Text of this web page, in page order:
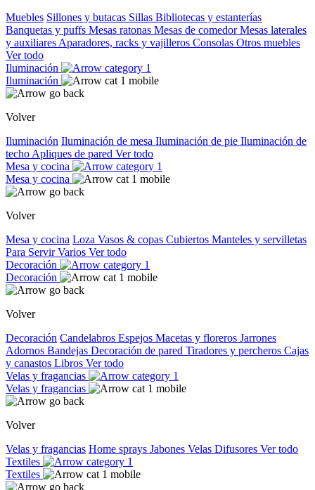
Muebles Sillones y butacas Sillas Bibliotecas y estanterías
Banquetas y puffs Mesas ratonas Mesas de comedorMesas laterales
y auxiliares Aparadores, racks y vajilleros Consolas Otros muebles
Ver todo
Iluminación
Iluminación
Volver
Iluminación Iluminación de mesa Iluminación de pie Iluminación de
techo Apliques de pared Ver todo
Mesa y cocina
Mesa y cocina
Volver
Mesa y cocina Loza Vasos & copas Cubiertos Manteles y servilletas
Para ServirVarios Ver todo
Decoración
Decoración
Volver
Decoración Candelabros Espejos Macetas y floreros Jarrones
Adornos Bandejas Decoración de pared Tiradores y percheros Cajas
y canastos Libros Ver todo
Velas y fragancias
Velas y fragancias
Volver
Velas y fragancias Home sprays Jabones Velas Difusores Ver todo
Textiles
Textiles